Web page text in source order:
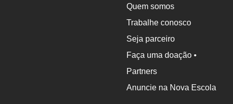
Quem somos
Trabalhe conosco
Seja parceiro
Faça uma doação •
Partners
Anuncie na Nova Escola